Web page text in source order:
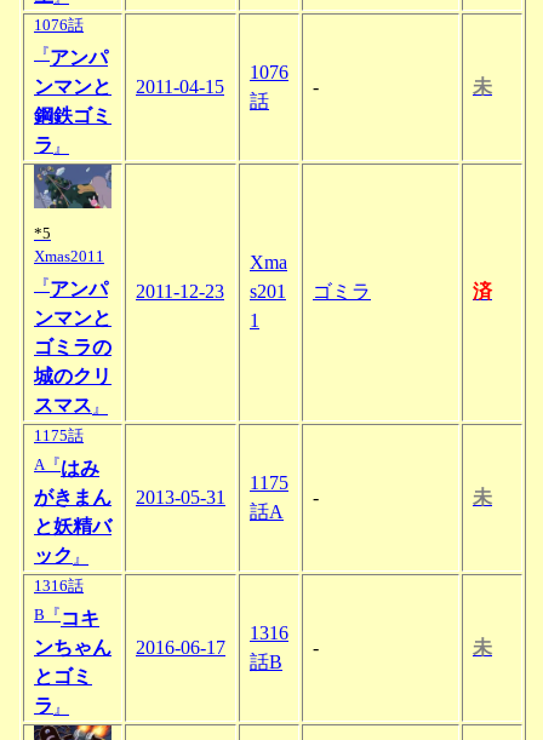
1076話
『アンパ
ンマンと
鋼鉄ゴミ
ラ 』
2011-04-15
1076
話
- 未
*5
Xmas2011
『アンパ
ンマンと
ゴミラの
城のクリ
スマス 』
2011-12-23
Xma
s201
1
ゴミラ 済
1175話
A『はみ
がきまん
と妖精バ
ック 』
2013-05-31
1175
話A
- 未
1316話
B『 コキ
ンちゃん
とゴミ
ラ 』
2016-06-17
1316
話B
- 未